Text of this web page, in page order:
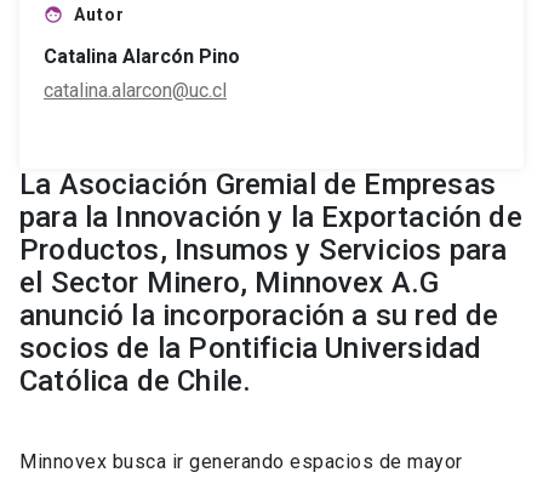
face Autor
Catalina Alarcón Pino
catalina.alarcon@uc.cl
La Asociación Gremial de Empresas
para la Innovación y la Exportación de
Productos, Insumos y Servicios para
el Sector Minero, Minnovex A.G
anunció la incorporación a su red de
socios de la Pontificia Universidad
Católica de Chile.
Minnovex busca ir generando espacios de mayor